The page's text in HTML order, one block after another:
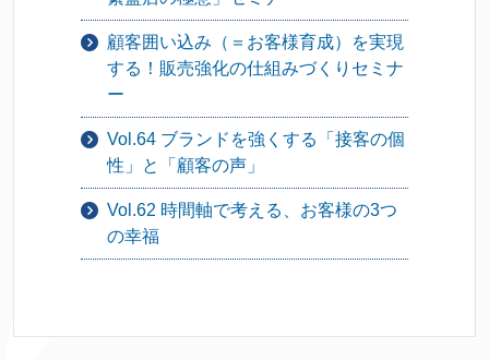
顧客囲い込み（＝お客様育成）を実現
する！販売強化の仕組みづくりセミナ
ー
Vol.64 ブランドを強くする「接客の個
性」と「顧客の声」
Vol.62 時間軸で考える、お客様の3つ
の幸福